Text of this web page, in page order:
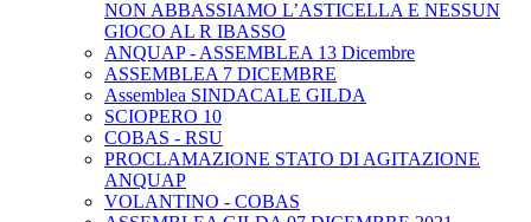
NON ABBASSIAMO L’ASTICELLA E NESSUN
GIOCO AL R IBASSO
ANQUAP - ASSEMBLEA 13 Dicembre
ASSEMBLEA 7 DICEMBRE
Assemblea SINDACALE GILDA
SCIOPERO 10
COBAS - RSU
PROCLAMAZIONE STATO DI AGITAZIONE
ANQUAP
VOLANTINO - COBAS